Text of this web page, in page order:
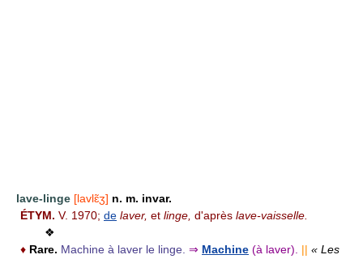
lave-linge [lavlɛ̃ʒ] n. m. invar.
ÉTYM. V. 1970; de laver, et linge, d'après lave-vaisselle.
❖
♦ Rare. Machine à laver le linge. ⇒ Machine (à laver). || « Les